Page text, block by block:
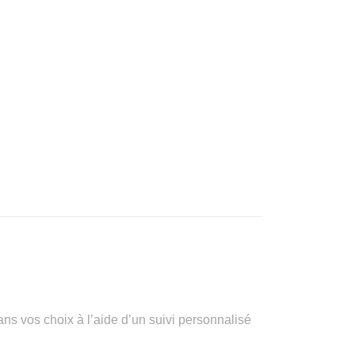
vos choix à l’aide d’un suivi personnalisé